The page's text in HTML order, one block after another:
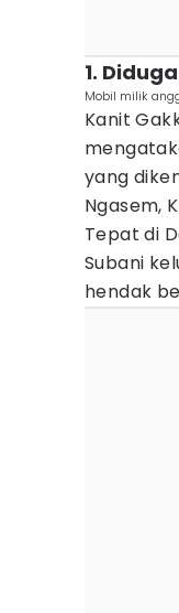
1.
Mobil milik
Kanit
yang
Ngasem,
Tepat di
Subani
hendak